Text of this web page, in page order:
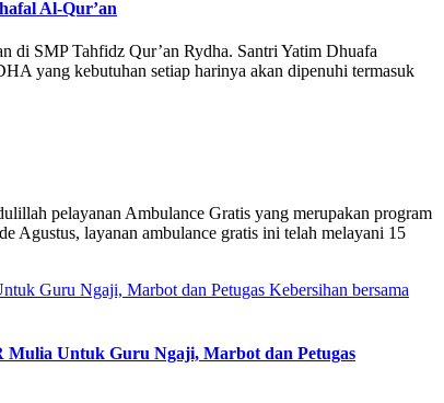
Al-Qur’an
di SMP Tahfidz Qur’an Rydha. Santri Yatim Dhuafa
yang kebutuhan setiap harinya akan dipenuhi termasuk
pelayanan Ambulance Gratis yang merupakan program
Agustus, layanan ambulance gratis ini telah melayani 15
Mulia Untuk Guru Ngaji, Marbot dan Petugas